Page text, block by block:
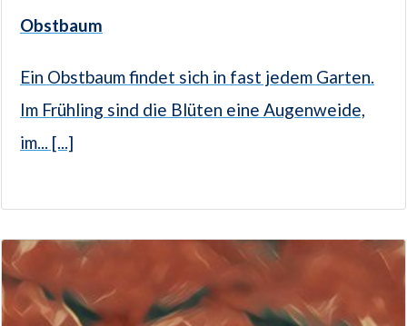
Obstbaum
Ein Obstbaum findet sich in fast jedem Garten.
Im Frühling sind die Blüten eine Augenweide,
im... [...]